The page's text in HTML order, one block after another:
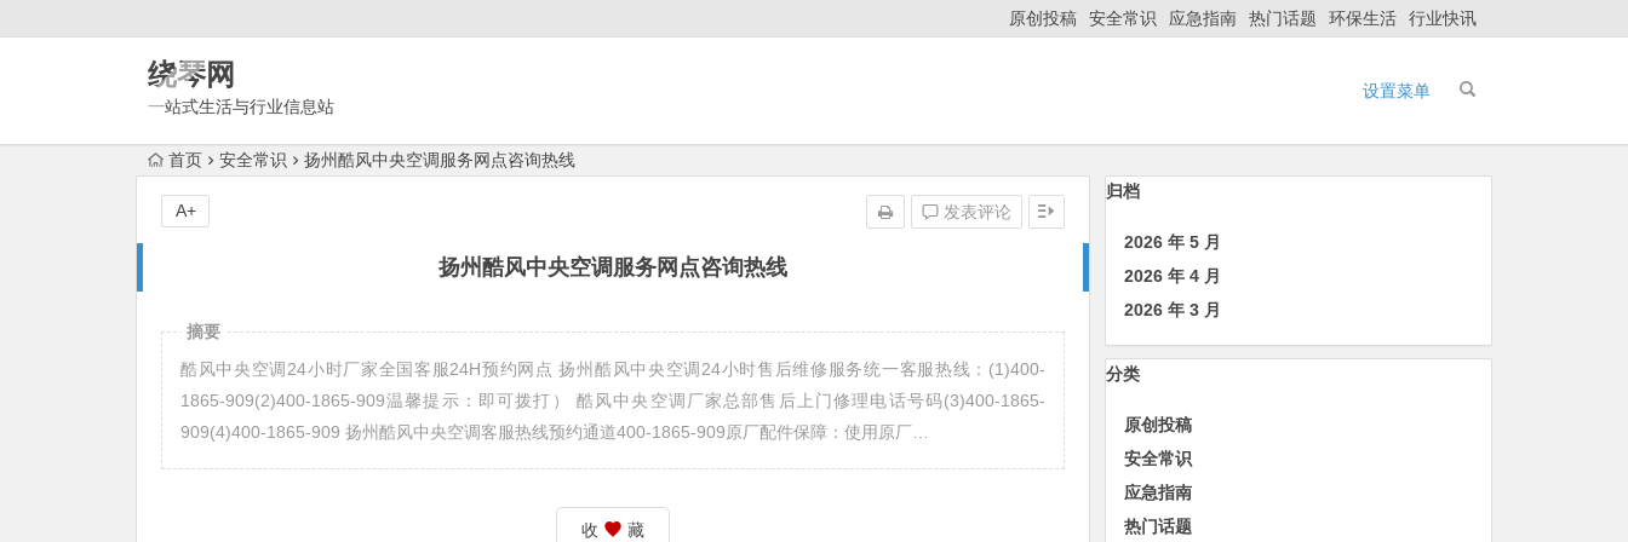
原创投稿 安全常识 应急指南 热门话题 环保生活 行业快讯
绕琴网
一站式生活与行业信息站
设置菜单
首页 安全常识 扬州酷风中央空调服务网点咨询热线
扬州酷风中央空调服务网点咨询热线
发表评论
A+
摘要
酷风中央空调24小时厂家全国客服24H预约网点 扬州酷风中央空调24小时售后维修服务统一客服热线：(1)400-
1865-909(2)400-1865-909温馨提示：即可拨打） 酷风中央空调厂家总部售后上门修理电话号码(3)400-1865-
909(4)400-1865-909 扬州酷风中央空调客服热线预约通道400-1865-909原厂配件保障：使用原厂…
收 藏
归档
2026 年 5 月
2026 年 4 月
2026 年 3 月
分类
原创投稿
安全常识
应急指南
热门话题